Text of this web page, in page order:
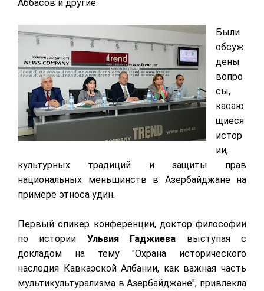
Аббасов и другие.
Были
обсуж
дены
вопро
сы,
касаю
щиеся
истор
ии,
культурных традиций и защиты прав
национальных меньшинств в Азербайджане на
примере этноса удин.
Первый спикер конференции, доктор философии
по истории Ульвия Гаджиева выступая с
докладом на тему "Охрана исторического
наследия Кавказской Албании, как важная часть
мультикультурализма в Азербайджане", привлекла